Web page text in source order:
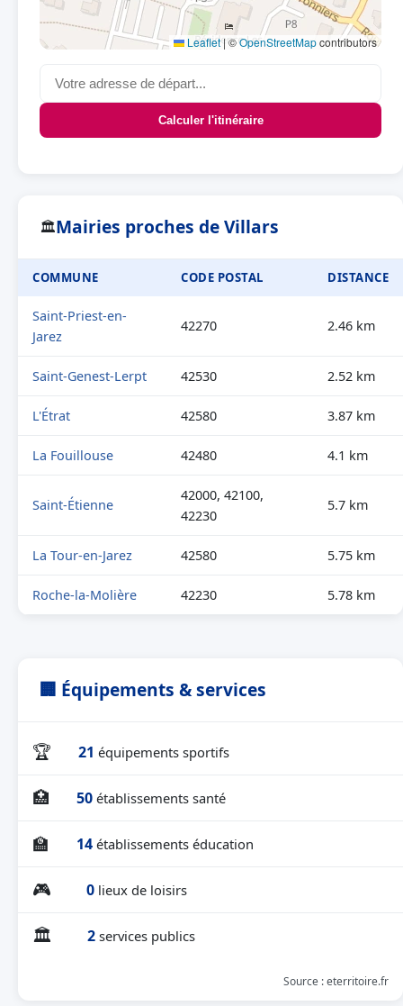
Leaflet |©OpenStreetMapcontributors
Calculer l'itinéraire
🏛Mairies proches de Villars
COMMUNE CODE POSTAL DISTANCE
Saint-Priest-en-
Jarez
42270 2.46 km
Saint-Genest-Lerpt 42530 2.52 km
L'Étrat 42580 3.87 km
La Fouillouse 42480 4.1 km
Saint-Étienne
42000, 42100,
42230
5.7 km
La Tour-en-Jarez 42580 5.75 km
Roche-la-Molière 42230 5.78 km
🏢 Équipements & services
🏆 21 équipements sportifs
🏥 50 établissements santé
🏫 14 établissements éducation
🎮 0 lieux de loisirs
🏛 2 services publics
Source : eterritoire.fr